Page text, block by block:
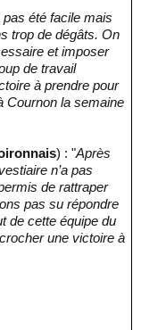
pas été facile mais
trop de dégâts. On
et imposer
de travail
à prendre pour
Cournon la semaine
) : "Après
n’a pas
de rattraper
pas su répondre
de cette équipe du
une victoire à